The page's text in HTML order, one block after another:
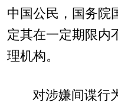
中国公民，国务院
定其在一定期限内
理机构。
对涉嫌间谍行